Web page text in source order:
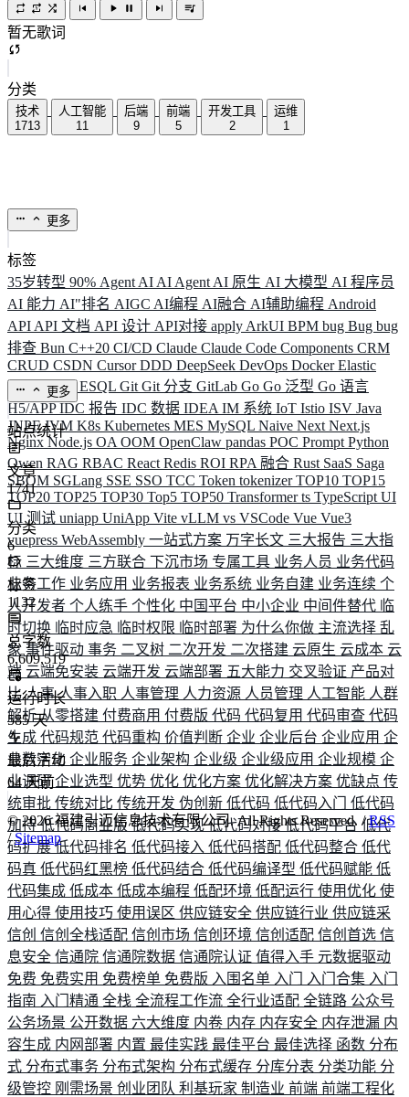
暂无歌词
分类
技术
1713
人工智能
11
后端
9
前端
5
开发工具
2
运维
1
更多
标签
35岁转型 90% Agent AI AI Agent AI 原生 AI 大模型 AI 程序员
AI 能力 AI"排名 AIGC AI编程 AI融合 AI辅助编程 Android
API API 文档 API 设计 API对接 apply ArkUI BPM bug Bug bug
排查 Bun C++20 CI/CD Claude Claude Code Components CRM
CRUD CSDN CursorDDD DeepSeek DevOps DockerElastic
ELK ElysiaESQL Git Git 分支 GitLab Go Go 泛型 Go 语言
H5/APPIDC 报告 IDC 数据 IDEA IM 系统 IoT Istio ISV Java
JNPFJVM K8s Kubernetes MES MySQL Naive Next Next.js
NginxNode.js OA OOM OpenClaw pandas POC Prompt Python
Qwen RAG RBAC React Redis ROI RPA 融合 Rust SaaS Saga
SBOM SGLang SSE SSO TCC Token tokenizerTOP10 TOP15
TOP20 TOP25 TOP30 Top5 TOP50 Transformerts TypeScript UI
UI 测试 uniapp UniApp Vite vLLM vs VSCode Vue Vue3
vuepress WebAssembly 一站式方案 万字长文 三大报告 三大指
标 三大维度 三方联合 下沉市场 专属工具 业务人员 业务代码
业务工作 业务应用 业务报表 业务系统 业务自建 业务连续 个
人开发者 个人练手 个性化 中国平台 中小企业 中间件替代 临
时切换 临时应急 临时权限 临时部署 为什么你做 主流选择 乱
象 事件驱动 事务 二叉树 二次开发 二次搭建 云原生 云成本 云
端 云端免安装 云端开发 云端部署 五大能力 交叉验证 产品对
比人事人事入职 人事管理 人力资源 人员管理 人工智能 人群
解析从零搭建 付费商用 付费版 代码 代码复用 代码审查 代码
生成 代码规范 代码重构 价值判断 企业 企业后台 企业应用 企
业数字化 企业服务 企业架构 企业级 企业级应用 企业规模 企
业调研企业选型 优势 优化 优化方案 优化解决方案 优缺点 传
统审批 传统对比 传统开发 伪创新 低代码 低代码入门 低代码
加持低代码商业版低代码实现低代码对接低代码平台 低代
码扩展低代码排名 低代码接入 低代码搭配 低代码整合 低代
码真 低代码红黑榜 低代码结合 低代码编译型 低代码赋能 低
代码集成 低成本 低成本编程 低配环境 低配运行 使用优化 使
用心得 使用技巧 使用误区 供应链安全 供应链行业 供应链采
信创 信创全栈适配 信创市场 信创环境 信创适配 信创首选 信
息安全 信通院 信通院数据 信通院认证 值得入手 元数据驱动
免费 免费实用 免费榜单 免费版 入围名单 入门 入门合集 入门
指南 入门精通 全栈 全流程工作流 全行业适配 全链路 公众号
公务场景 公开数据 六大维度 内卷 内存 内存安全 内存泄漏 内
容生成 内网部署 内置 最佳实践 最佳平台 最佳选择 函数 分布
式 分布式事务 分布式架构 分布式缓存 分库分表 分类功能 分
级管控 刚需场景 创业团队 利基玩家 制造业 前端 前端工程化
更多
站点统计
文章
1741
分类
6
标签
1132
总字数
6,609,519
运行时长
585 天
最后活动
64 天前
©2026福建引迈信息技术有限公司. All Rights Reserved. /RSS
/Sitemap